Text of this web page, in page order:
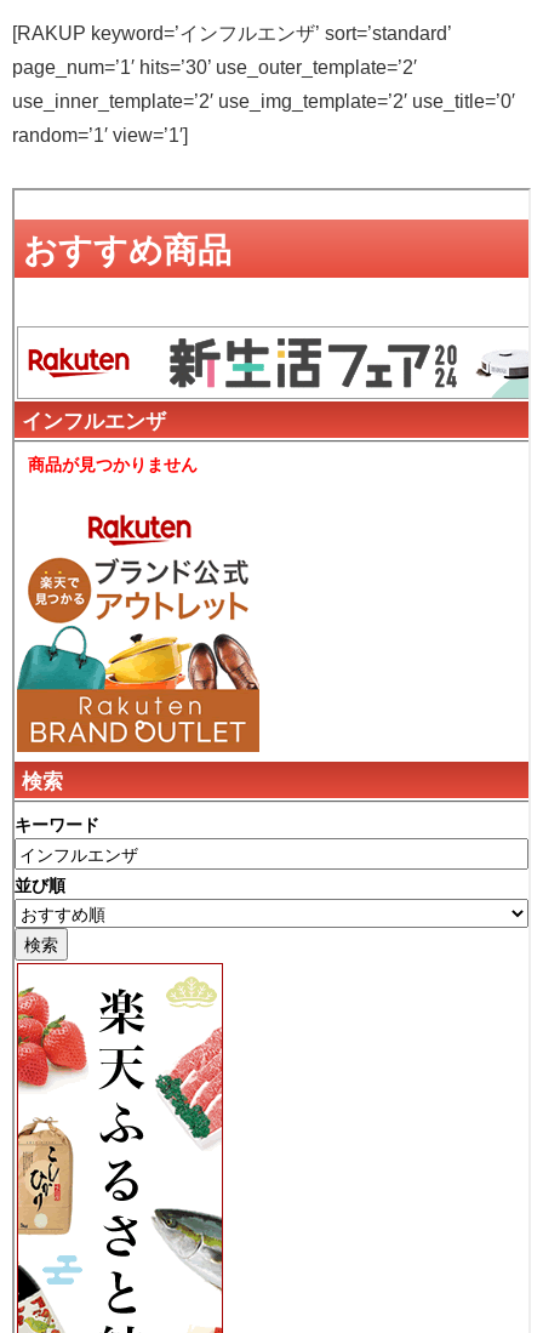
[RAKUP keyword=’インフルエンザ’ sort=’standard’
page_num=’1′ hits=’30’ use_outer_template=’2′
use_inner_template=’2′ use_img_template=’2′ use_title=’0′
random=’1′ view=’1′]